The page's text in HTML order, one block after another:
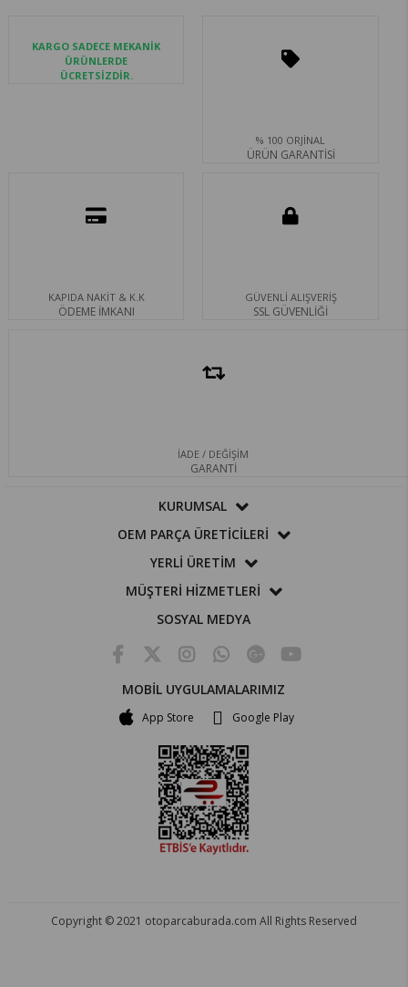
KARGO SADECE MEKANİK
ÜRÜNLERDE
ÜCRETSİZDİR.
% 100 ORJİNAL
ÜRÜN GARANTİSİ
KAPIDA NAKİT & K.K
ÖDEME İMKANI
GÜVENLİ ALIŞVERİŞ
SSL GÜVENLİĞİ
İADE / DEĞİŞİM
GARANTİ
KURUMSAL
OEM PARÇA ÜRETİCİLERİ
YERLİ ÜRETİM
MÜŞTERİ HİZMETLERİ
SOSYAL MEDYA
MOBİL UYGULAMALARIMIZ
App Store Google Play
Copyright © 2021 otoparcaburada.com All Rights Reserved